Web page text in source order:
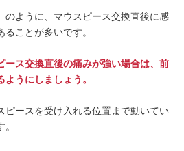
のように、マウスピース交換直後に感
ことが多いです。
ース交換直後の痛みが強い場合は、前
うにしましょう。
ピースを受け入れる位置まで動いてい